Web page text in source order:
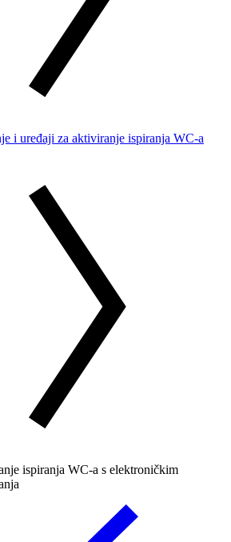
i uređaji za aktiviranje ispiranja WC-a
ispiranja WC-a s elektroničkim